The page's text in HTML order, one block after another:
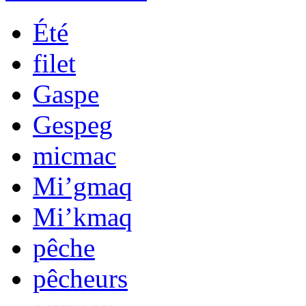
Été
filet
Gaspe
Gespeg
micmac
Mi’gmaq
Mi’kmaq
pêche
pêcheurs